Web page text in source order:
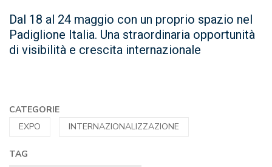
Dal 18 al 24 maggio con un proprio spazio nel
Padiglione Italia. Una straordinaria opportunità
di visibilità e crescita internazionale
CATEGORIE
EXPO
INTERNAZIONALIZZAZIONE
TAG